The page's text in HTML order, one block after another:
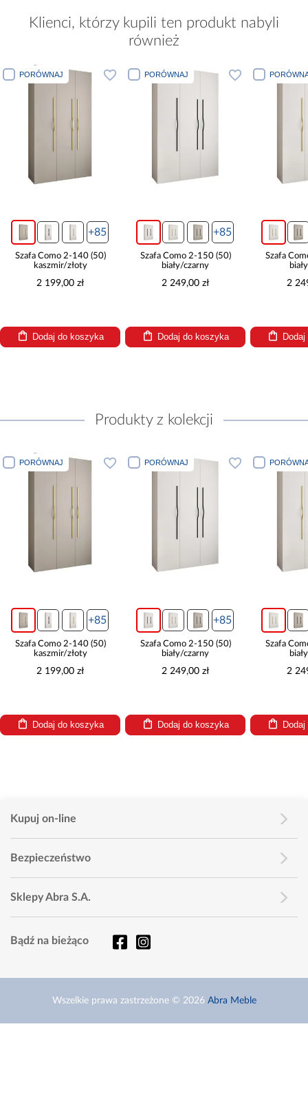
Klienci, którzy kupili ten produkt nabyli
również
PORÓWNAJ
+85
Szafa Como 2-140 (50)
kaszmir/złoty
2 199,00 zł
Dodaj do koszyka
PORÓWNAJ
+85
Szafa Como 2-150 (50)
biały/czarny
2 249,00 zł
Dodaj do koszyka
Szafa
2
Produkty z kolekcji
PORÓWNAJ
+85
Szafa Como 2-140 (50)
kaszmir/złoty
2 199,00 zł
Dodaj do koszyka
PORÓWNAJ
+85
Szafa Como 2-150 (50)
biały/czarny
2 249,00 zł
Dodaj do koszyka
Szafa
2
Kupuj on-line
Bezpieczeństwo
Sklepy Abra S.A.
Bądź na bieżąco
Wszelkie prawa zastrzeżone © 2026 Abra Meble